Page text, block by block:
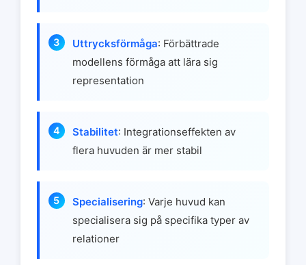
Uttrycksförmåga: Förbättrade
modellens förmåga att lära sig
representation
Stabilitet: Integrationseffekten av
flera huvuden är mer stabil
Specialisering: Varje huvud kan
specialisera sig på specifika typer av
relationer